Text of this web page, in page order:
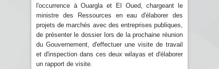
l'occurrence à Ouargla et El Oued, chargeant le
ministre des Ressources en eau d'élaborer des
projets de marchés avec des entreprises publiques,
de présenter le dossier lors de la prochaine réunion
du Gouvernement, d'effectuer une visite de travail
et d'inspection dans ces deux wilayas et d'élaborer
un rapport de visite.